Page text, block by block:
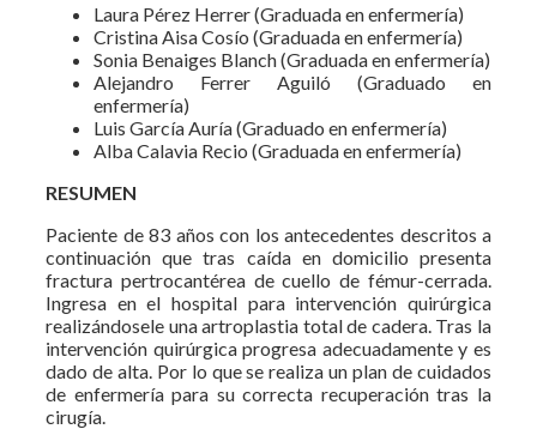
Laura Pérez Herrer (Graduada en enfermería)
Cristina Aisa Cosío (Graduada en enfermería)
Sonia Benaiges Blanch (Graduada en enfermería)
Alejandro Ferrer Aguiló (Graduado en
enfermería)
Luis García Auría (Graduado en enfermería)
Alba Calavia Recio (Graduada en enfermería)
RESUMEN
Paciente de 83 años con los antecedentes descritos a
continuación que tras caída en domicilio presenta
fractura pertrocantérea de cuello de fémur-cerrada.
Ingresa en el hospital para intervención quirúrgica
realizándosele una artroplastia total de cadera. Tras la
intervención quirúrgica progresa adecuadamente y es
dado de alta. Por lo que se realiza un plan de cuidados
de enfermería para su correcta recuperación tras la
cirugía.